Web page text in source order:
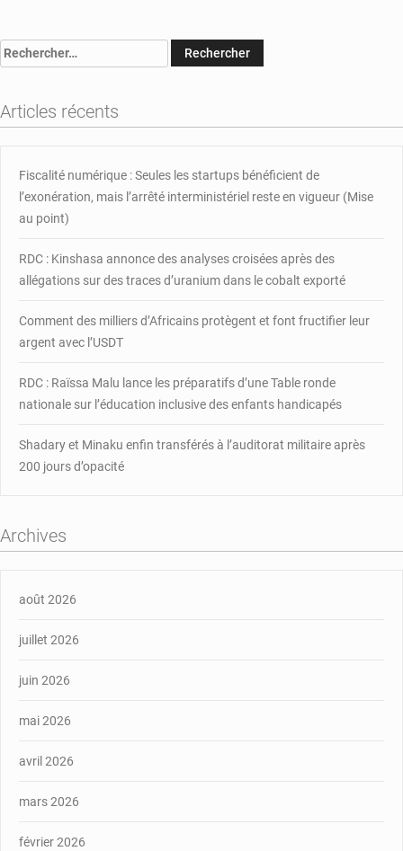
Allam-
François
Louncény
à
Rechercher :
Articles récents
Fiscalité numérique : Seules les startups bénéficient de
l’exonération, mais l’arrêté interministériel reste en vigueur (Mise
au point)
RDC : Kinshasa annonce des analyses croisées après des
allégations sur des traces d’uranium dans le cobalt exporté
Comment des milliers d’Africains protègent et font fructifier leur
argent avec l’USDT
RDC : Raïssa Malu lance les préparatifs d’une Table ronde
nationale sur l’éducation inclusive des enfants handicapés
Shadary et Minaku enfin transférés à l’auditorat militaire après
200 jours d’opacité
Archives
août 2026
juillet 2026
juin 2026
mai 2026
avril 2026
mars 2026
février 2026